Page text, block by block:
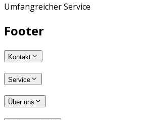
Umfangreicher Service
Footer
Kontakt
Service
Über uns